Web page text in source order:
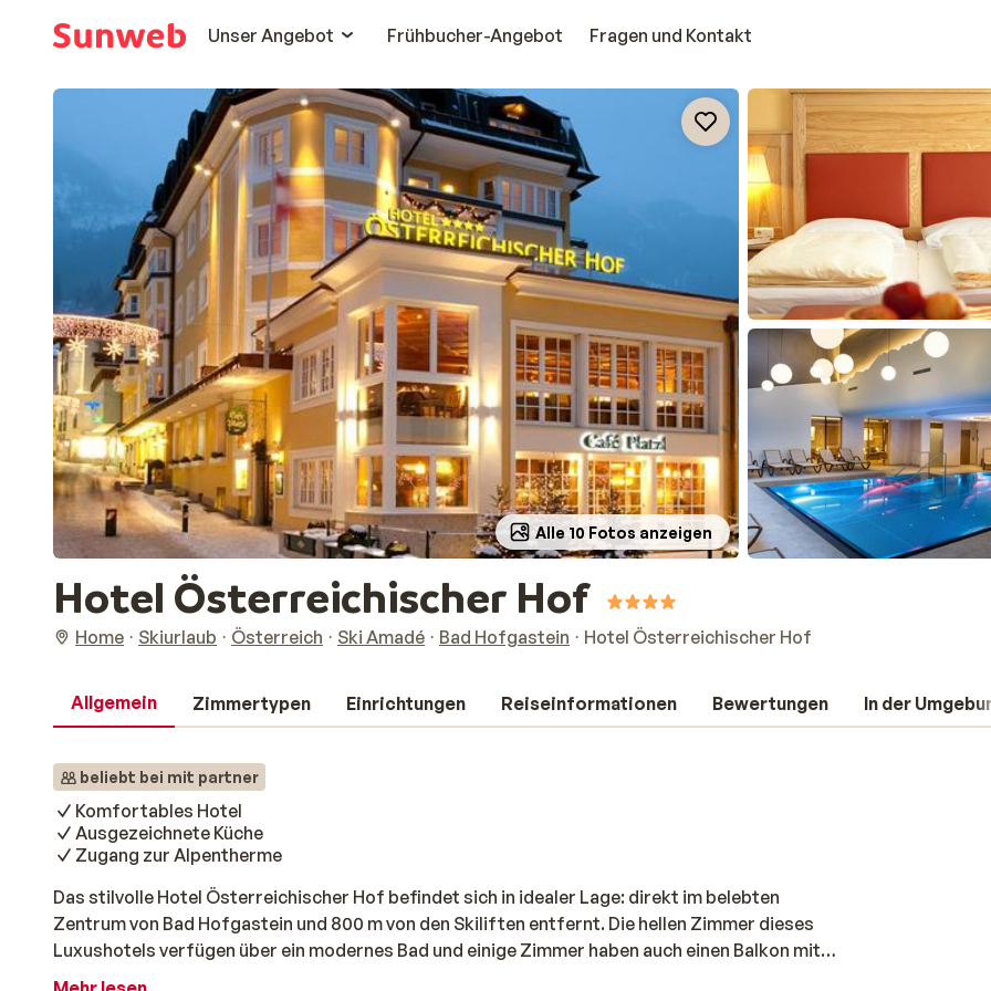
Unser Angebot
Frühbucher-Angebot Fragen und Kontakt
Alle 10 Fotos anzeigen
Hotel Österreichischer Hof
Home Skiurlaub Österreich Ski Amadé Bad Hofgastein Hotel Österreichischer Hof
Allgemein Zimmertypen Einrichtungen Reiseinformationen Bewertungen In der
beliebt bei mit partner
Komfortables Hotel
Ausgezeichnete Küche
Zugang zur Alpentherme
Das stilvolle Hotel Österreichischer Hof befindet sich in idealer Lage: direkt im belebten
Zentrum von Bad Hofgastein und 800 m von den Skiliften entfernt. Die hellen Zimmer dieses
Luxushotels verfügen über ein modernes Bad und einige Zimmer haben auch einen Balkon mit
Blick auf die Umgebung. Die Gäste des Hotels Österreichischer Hof können sich nach einem